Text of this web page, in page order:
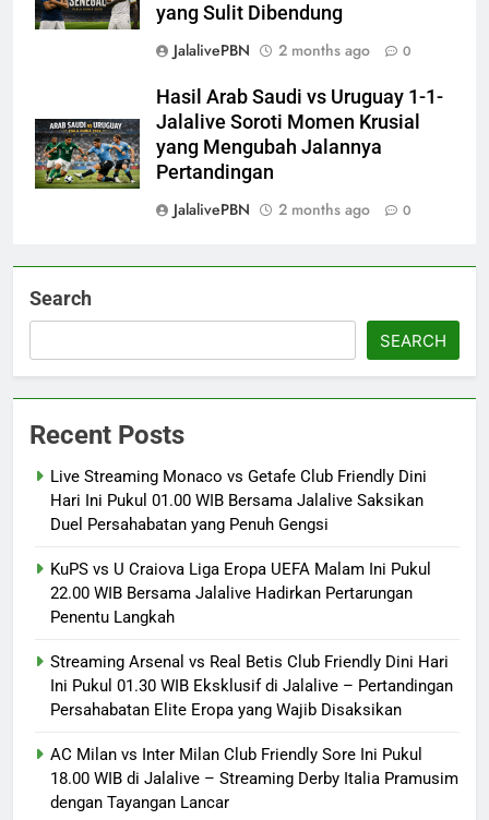
yang Sulit Dibendung
JalalivePBN
2 months ago 0
Hasil Arab Saudi vs Uruguay 1-1-
Jalalive Soroti Momen Krusial
yang Mengubah Jalannya
Pertandingan
JalalivePBN
2 months ago 0
Search
SEARCH
Recent Posts
Live Streaming Monaco vs Getafe Club Friendly Dini
Hari Ini Pukul 01.00 WIB Bersama Jalalive Saksikan
Duel Persahabatan yang Penuh Gengsi
KuPS vs U Craiova Liga Eropa UEFA Malam Ini Pukul
22.00 WIB Bersama Jalalive Hadirkan Pertarungan
Penentu Langkah
Streaming Arsenal vs Real Betis Club Friendly Dini Hari
Ini Pukul 01.30 WIB Eksklusif di Jalalive – Pertandingan
Persahabatan Elite Eropa yang Wajib Disaksikan
AC Milan vs Inter Milan Club Friendly Sore Ini Pukul
18.00 WIB di Jalalive – Streaming Derby Italia Pramusim
dengan Tayangan Lancar